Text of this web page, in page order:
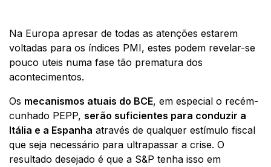
Na Europa apresar de todas as atenções estarem
voltadas para os índices PMI, estes podem revelar-se
pouco uteis numa fase tão prematura dos
acontecimentos.
Os mecanismos atuais do BCE, em especial o recém-
cunhado PEPP, serão suficientes para conduzir a
Itália e a Espanha através de qualquer estímulo fiscal
que seja necessário para ultrapassar a crise. O
resultado desejado é que a S&P tenha isso em